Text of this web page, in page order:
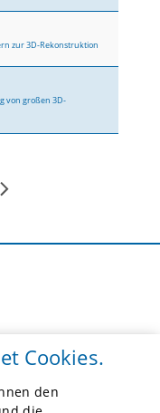
Cookies.
den
zur 3D-Rekonstruktion
von großen 3D-